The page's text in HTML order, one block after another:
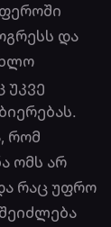
და
უკვე
რომ
ომს არ
რაც უფრო